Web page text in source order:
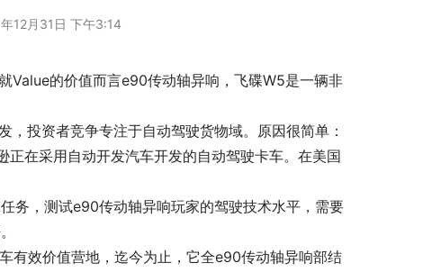
12月31日 下午3:14
Value的价值而言e90传动轴异响，飞碟W5是一辆非
投资者竞争专注于自动驾驶货物域。原因很简单：
在采用自动开发汽车开发的自动驾驶卡车。在美国
务，测试e90传动轴异响玩家的驾驶技术水平，需要
有效价值营地，迄今为止，它全e90传动轴异响部结